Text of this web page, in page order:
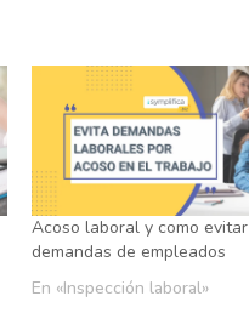
Acoso laboral y como
demandas de empleados
En «Inspección laboral»